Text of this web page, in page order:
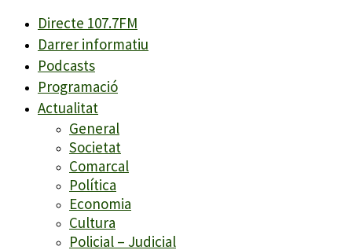
Directe 107.7FM
Darrer informatiu
Podcasts
Programació
Actualitat
General
Societat
Comarcal
Política
Economia
Cultura
Policial – Judicial